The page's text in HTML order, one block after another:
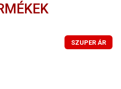
SZUPER ÁR